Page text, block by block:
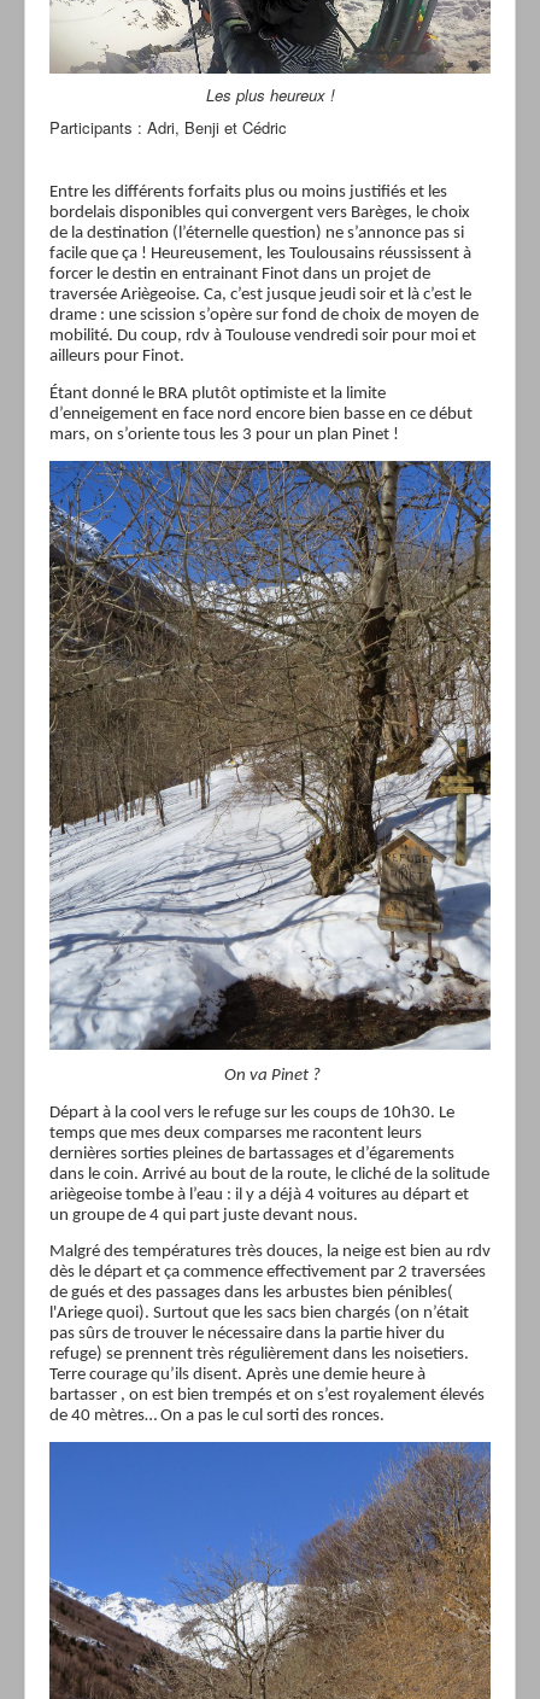
Les plus heureux !
Participants : Adri, Benji et Cédric
Entre les différents forfaits plus ou moins justifiés et les
bordelais disponibles qui convergent vers Barèges, le choix
de la destination (l’éternelle question) ne s’annonce pas si
facile que ça ! Heureusement, les Toulousains réussissent à
forcer le destin en entrainant Finot dans un projet de
traversée Ariègeoise. Ca, c’est jusque jeudi soir et là c’est le
drame : une scission s’opère sur fond de choix de moyen de
mobilité. Du coup, rdv à Toulouse vendredi soir pour moi et
ailleurs pour Finot.
Étant donné le BRA plutôt optimiste et la limite
d’enneigement en face nord encore bien basse en ce début
mars, on s’oriente tous les 3 pour un plan Pinet !
On va Pinet ?
Départ à la cool vers le refuge sur les coups de 10h30. Le
temps que mes deux comparses me racontent leurs
dernières sorties pleines de bartassages et d’égarements
dans le coin. Arrivé au bout de la route, le cliché de la solitude
ariègeoise tombe à l’eau : il y a déjà 4 voitures au départ et
un groupe de 4 qui part juste devant nous.
Malgré des températures très douces, la neige est bien au rdv
dès le départ et ça commence effectivement par 2 traversées
de gués et des passages dans les arbustes bien pénibles(
l'Ariege quoi). Surtout que les sacs bien chargés (on n’était
pas sûrs de trouver le nécessaire dans la partie hiver du
refuge) se prennent très régulièrement dans les noisetiers.
Terre courage qu’ils disent. Après une demie heure à
bartasser , on est bien trempés et on s’est royalement élevés
de 40 mètres… On a pas le cul sorti des ronces.